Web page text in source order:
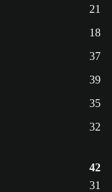
21
18
37
39
35
32
42
31